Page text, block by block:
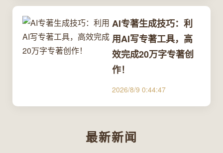
AI专著生成技巧：利
用AI写专著工具，高
效完成20万字专著创
作！
2026/8/9 0:44:47
最新新闻